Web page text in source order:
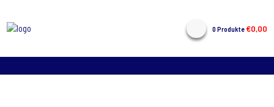
0 Produkte €0,00